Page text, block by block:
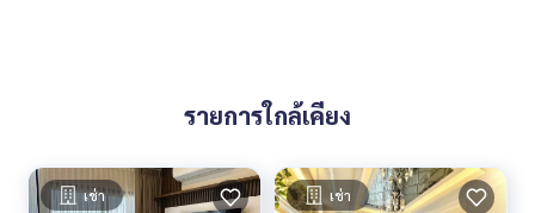
รายการใกล้เคียง
เช่า เช่า